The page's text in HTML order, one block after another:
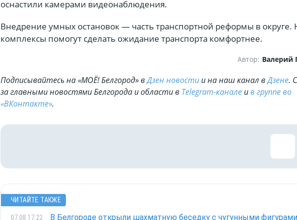
оснастили камерами видеонаблюдения.
Внедрение умных остановок — часть транспортной реформы в округе.
комплексы помогут сделать ожидание транспорта комфортнее.
Автор:
Подписывайтесь на «МОЁ! Белгород» вДзен новости и на наш канал вДзене.
за главными новостями Белгорода и области в Telegram-канале ив группе во
«ВКонтакте».
ЧИТАЙТЕ ТАКЖЕ
07.08 17:22 В Белгороде открыли шахматную беседку с чугунными фигурами